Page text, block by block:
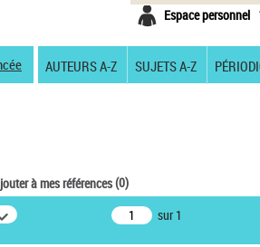
Espace personnel
AUTEURS A-Z SUJETS A-Z
à mes références(0)
sur 1